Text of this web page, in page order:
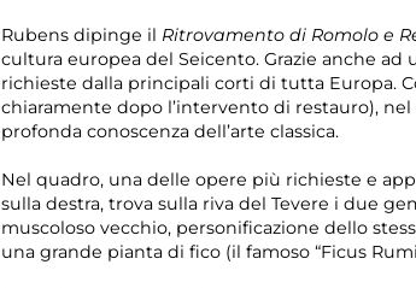
Rubens dipinge il Ritrovamento di Romolo e
cultura europea del Seicento. Grazie anche
richieste dalla principali corti di tutta Europa.
chiaramente dopo l’intervento di restauro),
profonda conoscenza dell’arte classica.
Nel quadro, una delle opere più richieste e
sulla destra, trova sulla riva del Tevere i due
muscoloso vecchio, personificazione dello
una grande pianta di fico (il famoso “Ficus